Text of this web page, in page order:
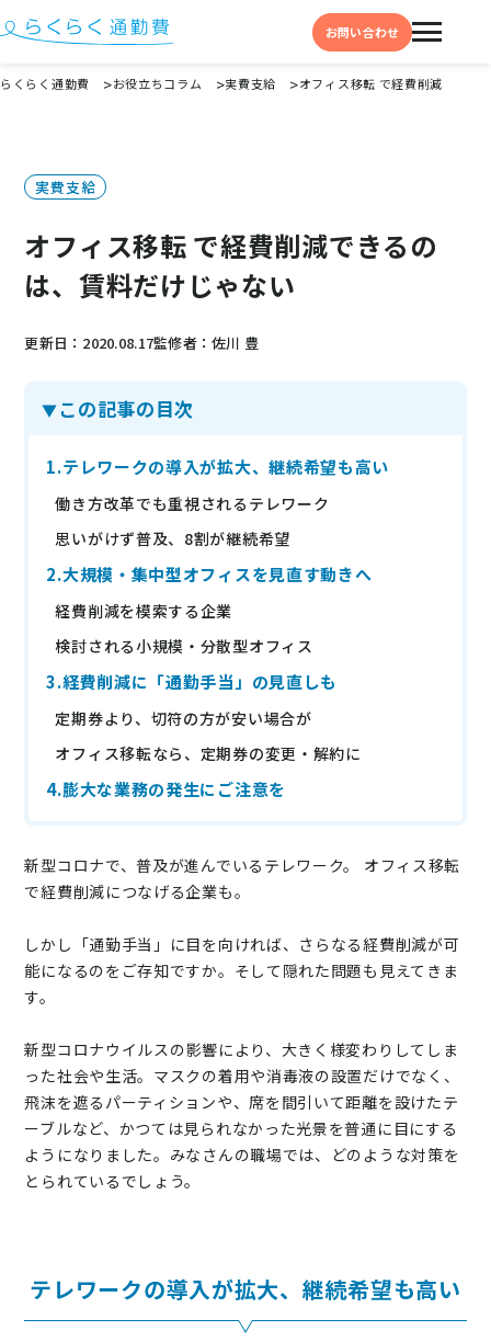
お問い合わせ
選ばれる理由
料金
お役立ち情報
お役立ち資料
ニュース
導入効果シミュレーション
お問い合わせ 料金・概要資料をDL
らくらく通勤費 お役立ちコラム 実費支給 オフィス移転 で経費削減できる
実費支給
オフィス移転 で経費削減できるの
は、賃料だけじゃない
更新日：2020.08.17監修者：佐川 豊
この記事の目次
1.テレワークの導入が拡大、継続希望も高い
働き方改革でも重視されるテレワーク
思いがけず普及、8割が継続希望
2.大規模・集中型オフィスを見直す動きへ
経費削減を模索する企業
検討される小規模・分散型オフィス
3.経費削減に「通勤手当」の見直しも
定期券より、切符の方が安い場合が
オフィス移転なら、定期券の変更・解約に
4.膨大な業務の発生にご注意を
新型コロナで、普及が進んでいるテレワーク。 オフィス移転
で経費削減につなげる企業も。
しかし「通勤手当」に目を向ければ、さらなる経費削減が可
能になるのをご存知ですか。そして隠れた問題も見えてきま
す。
新型コロナウイルスの影響により、大きく様変わりしてしま
った社会や生活。マスクの着用や消毒液の設置だけでなく、
飛沫を遮るパーティションや、席を間引いて距離を設けたテ
ーブルなど、かつては見られなかった光景を普通に目にする
ようになりました。みなさんの職場では、どのような対策を
とられているでしょう。
テレワークの導入が拡大、継続希望も高い